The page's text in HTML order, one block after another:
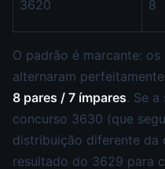
3620 8
O padrão é marcante:
alternaram
8 pares / 7 ímpares. Se a
concurso 3630 (que
distribuição diferente da
resultado do 3629 para